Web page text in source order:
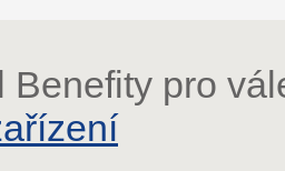
Benefity pro